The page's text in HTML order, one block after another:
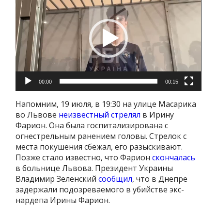
00:00 00:15
Напомним, 19 июля, в 19:30 на улице Масарика
во Львове неизвестный стрелял в Ирину
Фарион. Она была госпитализирована с
огнестрельным ранением головы. Стрелок с
места покушения сбежал, его разыскивают.
Позже стало известно, что Фарионскончалась
в больнице Львова. Президент Украины
Владимир Зеленскийсообщил, что в Днепре
задержали подозреваемого в убийстве экс-
нардепа Ирины Фарион.